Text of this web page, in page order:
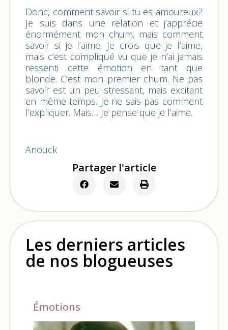
Donc, comment savoir si tu es amoureux?
Je suis dans une relation et j’apprécie
énormément mon chum, mais comment
savoir si je l’aime. Je crois que je l’aime,
mais c’est compliqué vu que je n’ai jamais
ressenti cette émotion en tant que
blonde. C’est mon premier chum. Ne pas
savoir est un peu stressant, mais excitant
en même temps. Je ne sais pas comment
l’expliquer. Mais… Je pense que je l’aime.
Anouck
Partager l'article
Les derniers articles
de nos blogueuses
Émotions